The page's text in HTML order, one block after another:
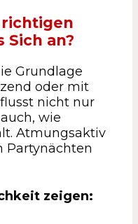
richtigen
Sich an?
Grundlage
oder mit
nicht nur
wie
Atmungsaktiv
Partynächten
zeigen: